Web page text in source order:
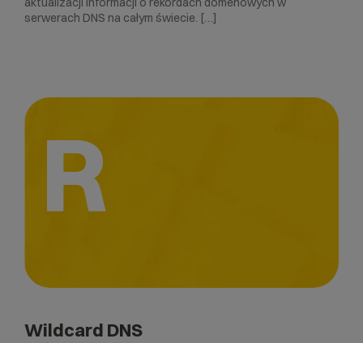
serwerach DNS na całym świecie. […]
R
Wildcard DNS